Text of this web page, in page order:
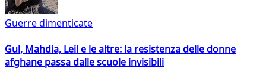
Guerre dimenticate
Gul, Mahdia, Leil e le altre: la resistenza delle donne
afghane passa dalle scuole invisibili